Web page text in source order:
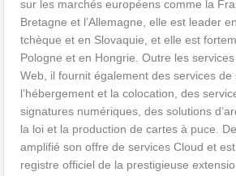
sur les marchés européens comme la
Bretagne et l’Allemagne, elle est leader
tchèque et en Slovaquie, et elle est
Pologne et en Hongrie. Outre les
Web, il fournit également des services de
l’hébergement et la colocation, des
signatures numériques, des solutions
la loi et la production de cartes à puce.
amplifié son offre de services Cloud et
registre officiel de la prestigieuse